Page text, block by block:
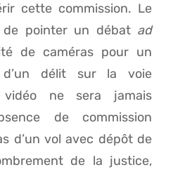
cette commission. Le
de pointer un débat ad
de caméras pour un
d’un délit sur la voie
ne sera jamais
de commission
d’un vol avec dépôt de
de la justice,